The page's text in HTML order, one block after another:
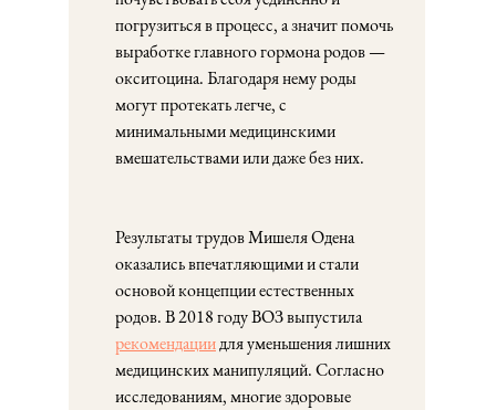
погрузиться в процесс, а значит помочь
выработке главного гормона родов —
окситоцина. Благодаря нему роды
могут протекать легче, с
минимальными медицинскими
вмешательствами или даже без них.
Результаты трудов Мишеля Одена
оказались впечатляющими и стали
основой концепции естественных
родов. В 2018 году ВОЗ выпустила
рекомендациидля уменьшения лишних
медицинских манипуляций. Согласно
исследованиям, многие здоровые